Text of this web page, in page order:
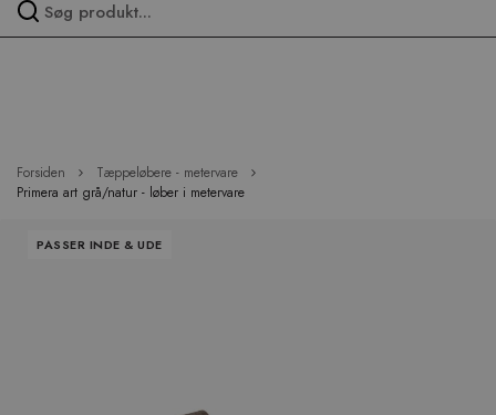
Forsiden
Tæppeløbere - metervare
Primera art grå/natur - løber i metervare
PASSER INDE & UDE